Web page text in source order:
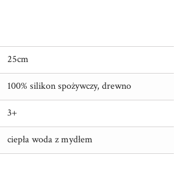
25cm
100% silikon spożywczy, drewno
3+
ciepła woda z mydłem